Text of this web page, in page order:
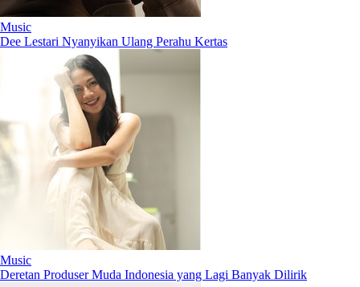
Music
Dee Lestari Nyanyikan Ulang Perahu Kertas
Music
Deretan Produser Muda Indonesia yang Lagi Banyak Dilirik